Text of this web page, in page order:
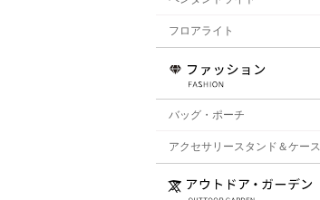
フロアライト
バッグ・ポーチ
アクセサリースタンド＆ケース